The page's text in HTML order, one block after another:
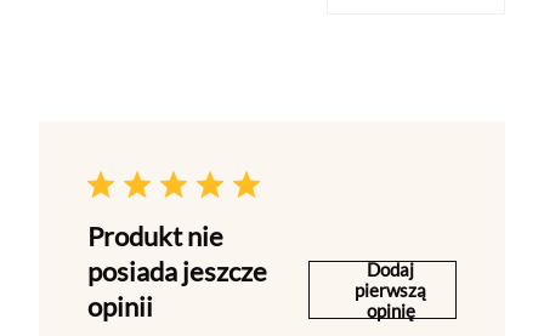
Produkt nie
posiada jeszcze
opinii
Dodaj
pierwszą
opinię